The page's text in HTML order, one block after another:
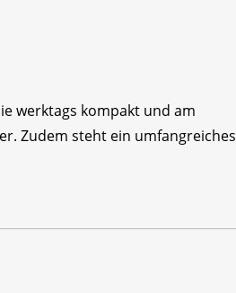
werktags kompakt und am
Zudem steht ein umfangreiches